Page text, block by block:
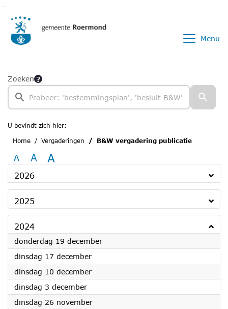
Menu
Zoeken
U bevindt zich hier:
Home
Vergaderingen B&W vergadering publicatie
A A A
2026
2025
2024
donderdag 19 december2024
dinsdag 17 december2024
dinsdag 10 december2024
dinsdag 3 december2024
dinsdag 26 november2024